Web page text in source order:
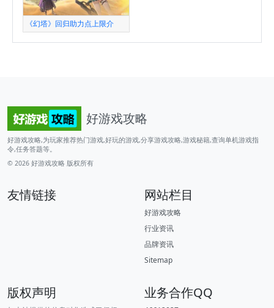
《幻塔》回归助力点上限介
好游戏攻略
好游戏攻略,为玩家推荐热门游戏,好玩的游戏,分享游戏攻略,游戏秘籍,查询单机游戏指
令,任务答题等。
© 2026 好游戏攻略 版权所有
友情链接 网站栏目
好游戏攻略
行业资讯
品牌资讯
Sitemap
版权声明 业务合作QQ